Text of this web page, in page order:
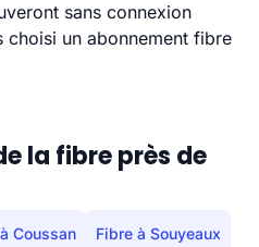
sans connexion
choisi un abonnement fibre
la fibre près de
Coussan Fibre à Souyeaux